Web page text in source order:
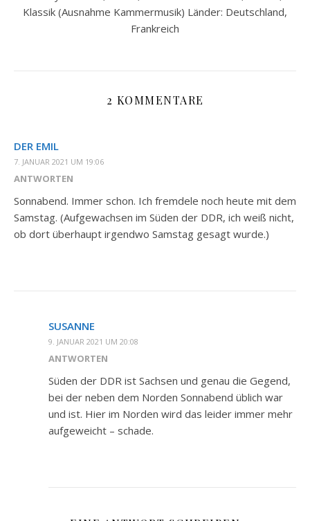
Klassik (Ausnahme Kammermusik) Länder: Deutschland,
Frankreich
2 KOMMENTARE
DER EMIL
7. JANUAR 2021 UM 19:06
ANTWORTEN
Sonnabend. Immer schon. Ich fremdele noch heute mit dem
Samstag. (Aufgewachsen im Süden der DDR, ich weiß nicht,
ob dort überhaupt irgendwo Samstag gesagt wurde.)
SUSANNE
9. JANUAR 2021 UM 20:08
ANTWORTEN
Süden der DDR ist Sachsen und genau die Gegend,
bei der neben dem Norden Sonnabend üblich war
und ist. Hier im Norden wird das leider immer mehr
aufgeweicht – schade.